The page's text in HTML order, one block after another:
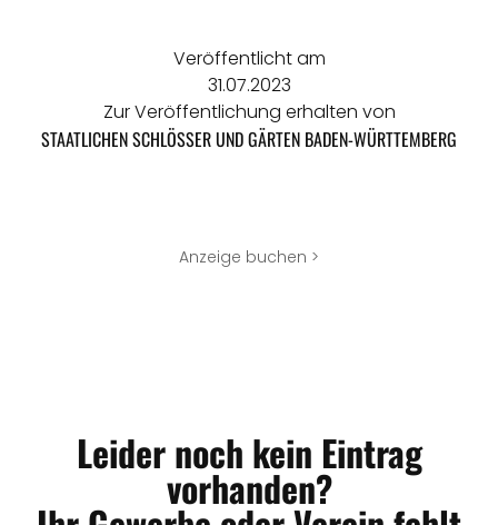
Veröffentlicht am
31.07.2023
Zur Veröffentlichung erhalten von
STAATLICHEN SCHLÖSSER UND GÄRTEN BADEN-WÜRTTEMBERG
Anzeige buchen >
Leider noch kein Eintrag
vorhanden?